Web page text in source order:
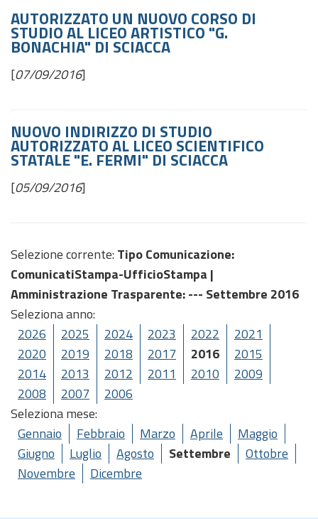
AUTORIZZATO UN NUOVO CORSO DI
STUDIO AL LICEO ARTISTICO "G.
BONACHIA" DI SCIACCA
[07/09/2016]
NUOVO INDIRIZZO DI STUDIO
AUTORIZZATO AL LICEO SCIENTIFICO
STATALE "E. FERMI" DI SCIACCA
[05/09/2016]
Selezione corrente: Tipo Comunicazione:
ComunicatiStampa-UfficioStampa |
Amministrazione Trasparente: --- Settembre 2016
Seleziona anno:
2026
2025 2024 2023 2022
2021
2020
2019 2018 2017 2016
2015
2014
2013 2012 2011 2010
2009
2008
2007
2006
Seleziona mese:
Gennaio
Febbraio Marzo Aprile
Maggio
Giugno
Luglio Agosto Settembre
Ottobre
Novembre
Dicembre